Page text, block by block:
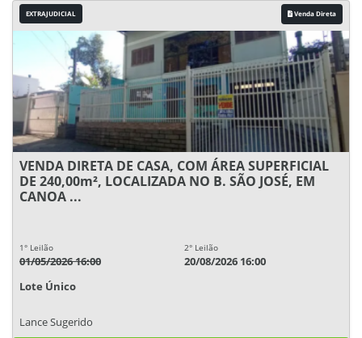
EXTRAJUDICIAL Venda Direta
VENDA DIRETA DE CASA, COM ÁREA SUPERFICIAL
DE 240,00m², LOCALIZADA NO B. SÃO JOSÉ, EM
CANOA ...
1° Leilão
01/05/2026 16:00
2° Leilão
20/08/2026 16:00
Lote Único
Lance Sugerido